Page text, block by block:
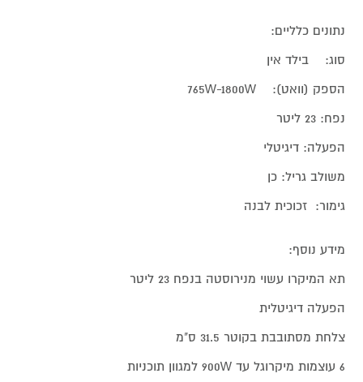
נתונים כלליים:
סוג: בילד אין
הספק (וואט): 765W-1800W
נפח: 23 ליטר
הפעלה: דיגיטלי
משולב גריל: כן
גימור: זכוכית לבנה
מידע נוסף:
תא המיקרו עשוי מנירוסטה בנפח 23 ליטר
הפעלה דיגיטלית
צלחת מסתובבת בקוטר 31.5 ס"מ
6 עוצמות מיקרוגל עד 900W למגוון תוכניות